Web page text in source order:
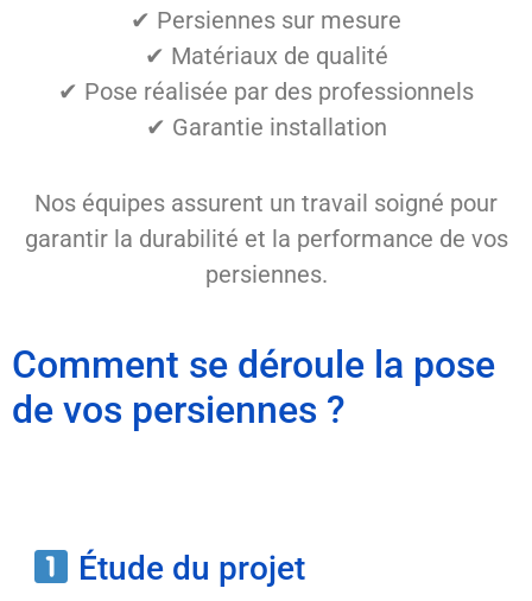
✔ Persiennes sur mesure
✔ Matériaux de qualité
✔ Pose réalisée par des professionnels
✔ Garantie installation
Nos équipes assurent un travail soigné pour
garantir la durabilité et la performance de vos
persiennes.
Comment se déroule la pose
de vos persiennes ?
Étude du projet